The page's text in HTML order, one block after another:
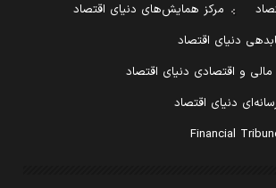
مرکز همایش‌های دنیای اقتصاد
دنیای اقتصاد
و اقتصادی دنیای اقتصاد
دنیای اقتصاد